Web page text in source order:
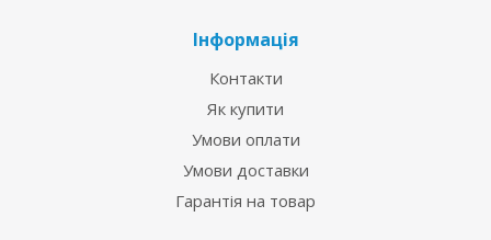
Інформація
Контакти
Як купити
Умови оплати
Умови доставки
Гарантія на товар